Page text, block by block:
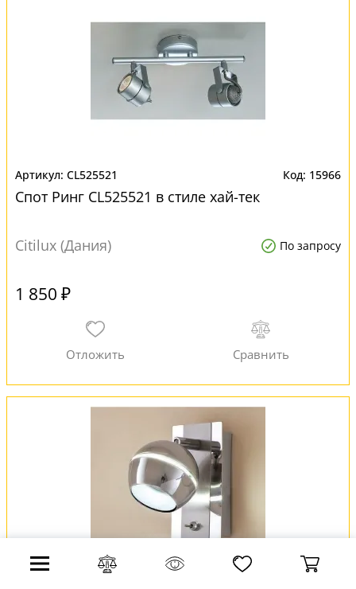
CL525521 15966
Спот Ринг CL525521 в стиле хай-тек
Citilux (Дания) По запросу
1 850 ₽